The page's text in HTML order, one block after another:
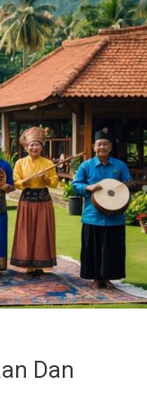
Dan